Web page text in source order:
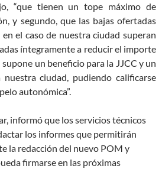
“que tienen un tope máximo de
y segundo, que las bajas ofertadas
el caso de nuestra ciudad superan
íntegramente a reducir el importe
un beneficio para la JJCC y un
ciudad, pudiendo calificarse
autonómica”.
informó que los servicios técnicos
los informes que permitirán
la redacción del nuevo POM y
firmarse en las próximas